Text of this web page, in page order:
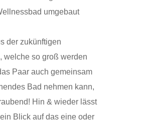
umgebaut
der zukünftigen
welche so groß werden
Paar auch gemeinsam
Bad nehmen kann,
Hin & wieder lässt
Blick auf das eine oder